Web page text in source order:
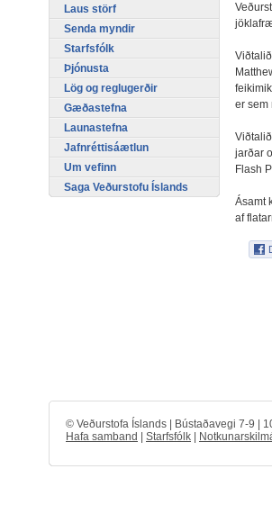
er sem
jarðar
Flash
Ásamt
af
Laus störf
Senda myndir
Starfsfólk
Þjónusta
Lög og reglugerðir
Gæðastefna
Launastefna
Jafnréttisáætlun
Um vefinn
Saga Veðurstofu Íslands
© Veðurstofa Íslands | Bústaðavegi 7-9 |
Hafa samband | Starfsfólk |